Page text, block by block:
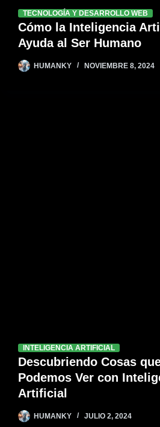
TECNOLOGÍA Y DESARROLLO WEB
Cómo la Inteligencia
Ayuda al Ser Humano
HUMANKY NOVIEMBRE 8, 2024
INTELIGENCIA ARTIFICIAL
Descubriendo Cosas
Podemos Ver con
Artificial
HUMANKY JULIO 2, 2024